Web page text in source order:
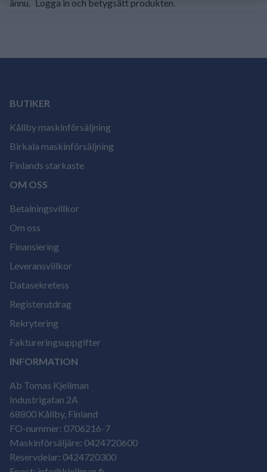
ännu. Logga in och betygsätt produkten.
BUTIKER
Kållby maskinförsäljning
Birkala maskinförsäljning
Finlands starkaste
OM OSS
Betalningsvillkor
Om oss
Finansiering
Leveransvillkor
Datasekretess
Registerutdrag
Rekrytering
Faktureringsuppgifter
INFORMATION
Ab Tomas Kjellman
Industrigatan 2A
68800 Kållby, Finland
FO-nummer: 0706216-7
Maskinförsäljäre: 0424720600
Reservdelar: 0424720300